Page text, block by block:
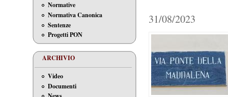
Normative
Normativa Canonica
Sentenze
Progetti PON
ARCHIVIO
Video
Documenti
31/08/2023